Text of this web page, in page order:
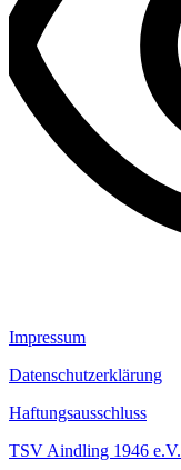
Impressum
Datenschutzerklärung
Haftungsausschluss
TSV Aindling 1946 e.V.